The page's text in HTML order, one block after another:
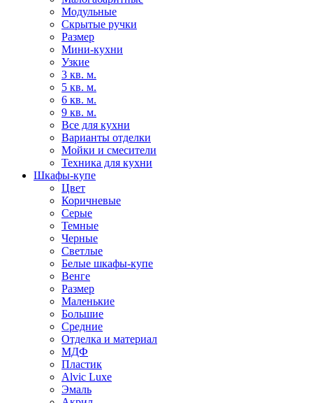
Модульные
Скрытые ручки
Размер
Мини-кухни
Узкие
3 кв. м.
5 кв. м.
6 кв. м.
9 кв. м.
Все для кухни
Варианты отделки
Мойки и смесители
Техника для кухни
Шкафы-купе
Цвет
Коричневые
Серые
Темные
Черные
Светлые
Белые шкафы-купе
Венге
Размер
Маленькие
Большие
Средние
Отделка и материал
МДФ
Пластик
Alvic Luxe
Эмаль